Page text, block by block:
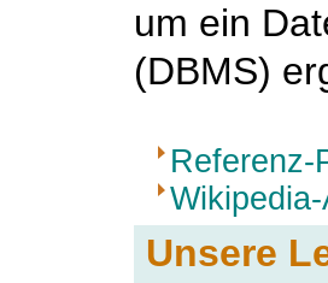
um ein
(DBMS)
Referenz-
Unsere